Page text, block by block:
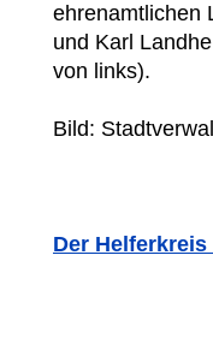
ehrenamtlichen
und Karl
von links).
Bild:
Der